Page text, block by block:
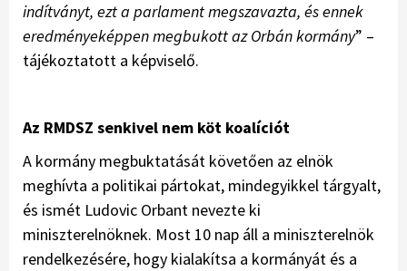
indítványt, ezt a parlament megszavazta, és ennek
eredményeképpen megbukott az Orbán kormány” –
tájékoztatott a képviselő.
Az RMDSZ senkivel nem köt koalíciót
A kormány megbuktatását követően az elnök
meghívta a politikai pártokat, mindegyikkel tárgyalt,
és ismét Ludovic Orbant nevezte ki
miniszterelnöknek. Most 10 nap áll a miniszterelnök
rendelkezésére, hogy kialakítsa a kormányát és a